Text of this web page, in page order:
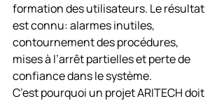
formation des utilisateurs. Le résultat
est connu: alarmes inutiles,
contournement des procédures,
mises à l’arrêt partielles et perte de
confiance dans le système.
C’est pourquoi un projet ARITECH doit